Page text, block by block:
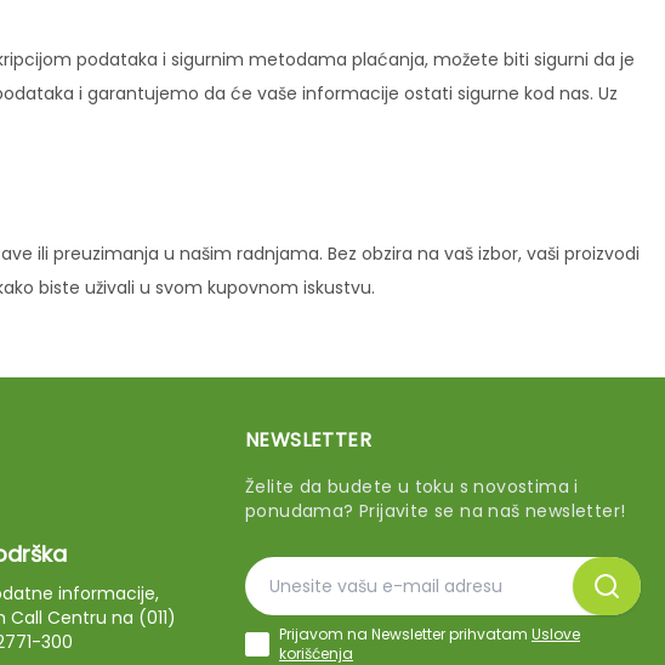
podataka i sigurnim metodama plaćanja, možete biti sigurni da je
i garantujemo da će vaše informacije ostati sigurne kod nas. Uz
ili preuzimanja u našim radnjama. Bez obzira na vaš izbor, vaši proizvodi
biste uživali u svom kupovnom iskustvu.
informacije,
Centru na (011)
300
NEWSLETTER
Želite da budete u toku s novostima i
ponudama? Prijavite se na naš newsletter!
Prijavom na Newsletter prihvatam Uslove
korišćenja